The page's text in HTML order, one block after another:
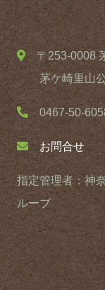
〒253-0008
茅ケ崎里山公
0467-50-
お問合せ
指定管理者：神
ループ